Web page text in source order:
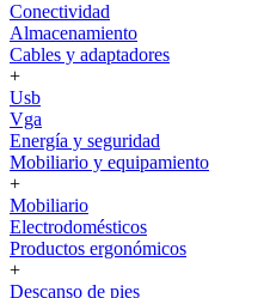
Conectividad
Almacenamiento
Cables y adaptadores
+
Usb
Vga
Energía y seguridad
Mobiliario y equipamiento
+
Mobiliario
Electrodomésticos
Productos ergonómicos
+
Descanso de pies